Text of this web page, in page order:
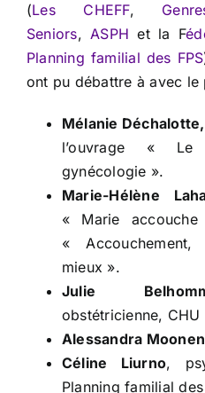
(Les CHEFF,
Seniors,ASPH et la F
Planning familial des FPS
ont pu débattre à avec le
Mélanie Déchalotte,
l’ouvrage «
gynécologie ».
Marie-Hélène
« Marie
«
mieux ».
Julie
obstétricienne, CHU
Alessandra
Céline Liurno,
Planning familial